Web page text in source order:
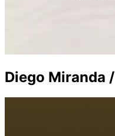
Diego Miranda